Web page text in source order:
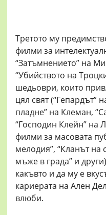
Третото му
филми за
“Затъмнението” на
“Убийството на
шедьоври, които
цял свят (“Гепардът”
пладне” на Клеман,
“Господин Клейн” на
филми за масовата
мелодия”, “Кланът на
мъже в града” и
какъвто и да му е
кариерата на Ален
влюби.